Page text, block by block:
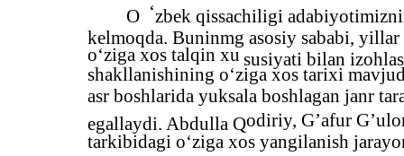
O ‘zbek qissachiligi
kelmoqda. Buninmg asosiy sababi,
o‘ziga xos talqin xususiyati bilan
shakllanishining o‘ziga xos tarixi
asr boshlarida yuksala boshlagan janr
egallaydi. Abdulla Qodiriy, G’afur
tarkibidagi o‘ziga xos yangilanish